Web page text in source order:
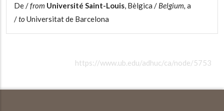
De /from Université Saint-Louis , Bèlgica / Belgium, a
/to Universitat de Barcelona
https://www.ub.edu/adhuc/ca/node/5753